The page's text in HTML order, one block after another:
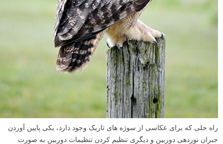
راه حلی که برای عکاسی از سوژه های تاریک وجود دارد، یکی پایین آوردن
جبران نوردهی دوربین و دیگری تنظیم کردن تنظیمات دوربین به صورت